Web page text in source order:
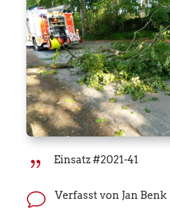
{ Einsatz #2021-41
v Verfasst von Jan Benk